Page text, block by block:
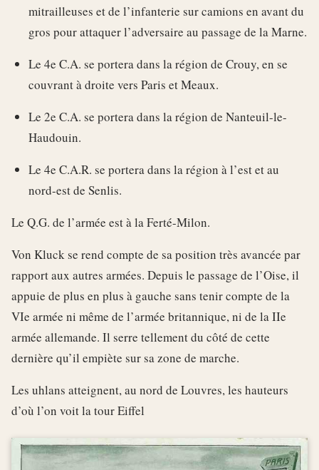
mitrailleuses et de l’infanterie sur camions en avant du
gros pour attaquer l’adversaire au passage de la Marne.
Le 4e C.A. se portera dans la région de Crouy, en se
couvrant à droite vers Paris et Meaux.
Le 2e C.A. se portera dans la région de Nanteuil-le-
Haudouin.
Le 4e C.A.R. se portera dans la région à l’est et au
nord-est de Senlis.
Le Q.G. de l’armée est à la Ferté-Milon.
Von Kluck se rend compte de sa position très avancée par
rapport aux autres armées. Depuis le passage de l’Oise, il
appuie de plus en plus à gauche sans tenir compte de la
VIe armée ni même de l’armée britannique, ni de la IIe
armée allemande. Il serre tellement du côté de cette
dernière qu’il empiète sur sa zone de marche.
Les uhlans atteignent, au nord de Louvres, les hauteurs
d’où l’on voit la tour Eiffel